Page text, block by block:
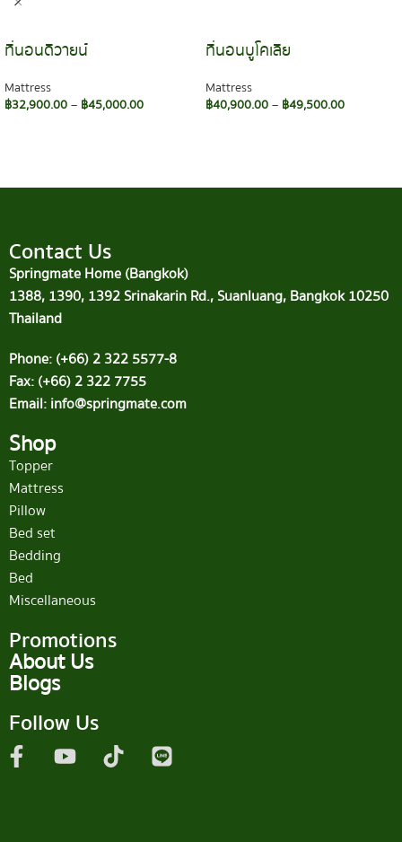
ที่นอนดิวายน์
Mattress
฿32,900.00– ฿45,000.00
ที่นอนบูโคเลีย
Mattress
฿40,900.00– ฿49,500.00
Contact Us
Springmate Home (Bangkok)
1388, 1390, 1392 Srinakarin Rd., Suanluang, Bangkok 10250
Thailand
Phone: (+66) 2 322 5577-8
Fax: (+66) 2 322 7755
Email: info@springmate.com
Shop
Topper
Mattress
Pillow
Bed set
Bedding
Bed
Miscellaneous
Promotions
About Us
Blogs
Follow Us